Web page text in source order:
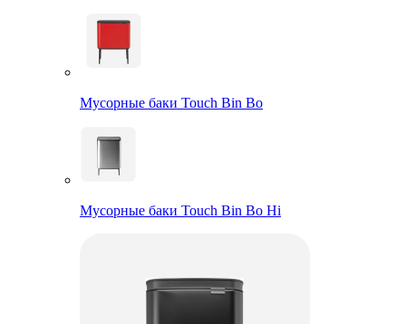
Мусорные баки Touch Bin Bo
Мусорные баки Touch Bin Bo Hi